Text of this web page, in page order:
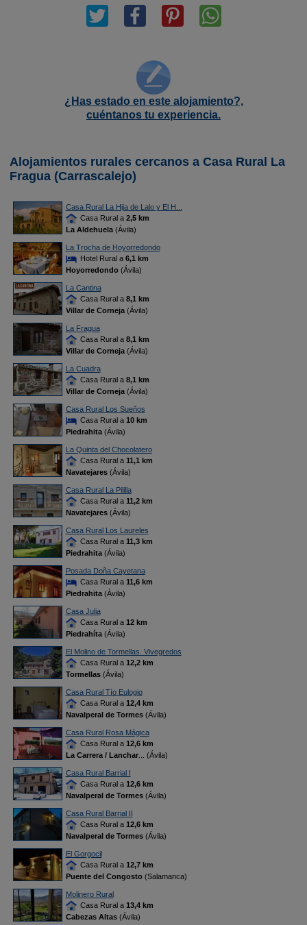
¿Has estado en este alojamiento?,
cuéntanos tu experiencia.
Alojamientos rurales cercanos a Casa Rural La
Fragua (Carrascalejo)
Casa Rural La Hija de Lalo y El H...
Casa Rural a 2,5 km
La Aldehuela(Ávila)
La Trocha de Hoyorredondo
Hotel Rural a 6,1 km
Hoyorredondo(Ávila)
La Cantina
Casa Rural a 8,1 km
Villar de Corneja(Ávila)
La Fragua
Casa Rural a 8,1 km
Villar de Corneja(Ávila)
La Cuadra
Casa Rural a 8,1 km
Villar de Corneja(Ávila)
Casa Rural Los Sueños
Casa Rural a 10 km
Piedrahita(Ávila)
La Quinta del Chocolatero
Casa Rural a 11,1 km
Navatejares(Ávila)
Casa Rural La Pililla
Casa Rural a 11,2 km
Navatejares(Ávila)
Casa Rural Los Laureles
Casa Rural a 11,3 km
Piedrahita(Ávila)
Posada Doña Cayetana
Casa Rural a 11,6 km
Piedrahita(Ávila)
Casa Julia
Casa Rural a 12 km
Piedrahíta(Ávila)
El Molino de Tormellas. Vivegredos
Casa Rural a 12,2 km
Tormellas(Ávila)
Casa Rural Tío Eulogio
Casa Rural a 12,4 km
Navalperal de Tormes(Ávila)
Casa Rural Rosa Mágica
Casa Rural a 12,6 km
La Carrera / Lanchar... (Ávila)
Casa Rural Barrial I
Casa Rural a 12,6 km
Navalperal de Tormes(Ávila)
Casa Rural Barrial II
Casa Rural a 12,6 km
Navalperal de Tormes(Ávila)
El Gorgocil
Casa Rural a 12,7 km
Puente del Congosto(Salamanca)
Molinero Rural
Casa Rural a 13,4 km
Cabezas Altas(Ávila)